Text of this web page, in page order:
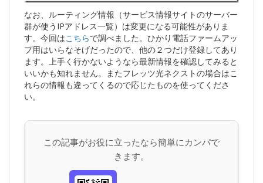
なお、ルーティング情報（サービス情報サイトのサーバー
群が使うIPアドレス一覧）は変更になる可能性がありま
す。今回はこちらで調べました。ひかり電話ファームアッ
プ用はいらなそげだったので、他の２つだけ登録してあり
ます。上手く行かないようなら最新情報を確認してみると
いいかも知れません。またフレッツ光ネクストの場合はこ
れらの情報も違ってくるので応じたものを使ってくださ
い。
この記事がお役に立ったなら簡単にカンパで
きます。